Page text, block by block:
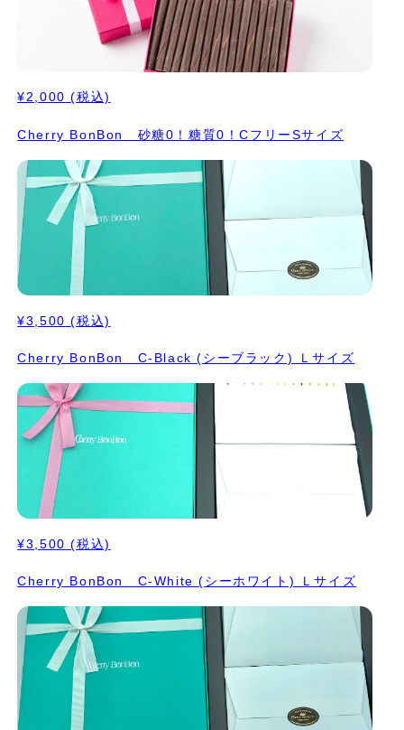
¥2,000 (税込)
Cherry BonBon 砂糖0！糖質0！CフリーSサイズ
¥3,500 (税込)
Cherry BonBon C-Black (シーブラック) Ｌサイズ
¥3,500 (税込)
Cherry BonBon C-White (シーホワイト) Ｌサイズ